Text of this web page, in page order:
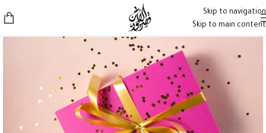
Skip to navigation
Skip to main content